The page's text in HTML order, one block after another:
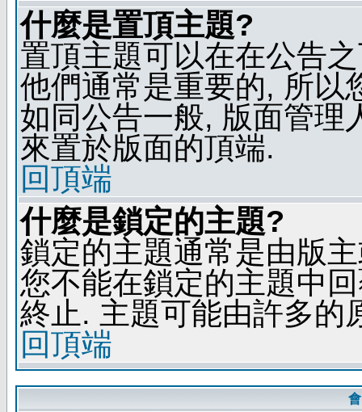
什麼是置頂主題?
置頂主題可以在在公告
他們通常是重要的, 所以
如同公告一般, 版面管理
來置於版面的頂端.
回頂端
什麼是鎖定的主題?
鎖定的主題通常是由版
您不能在鎖定的主題中
終止. 主題可能由許多的
回頂端